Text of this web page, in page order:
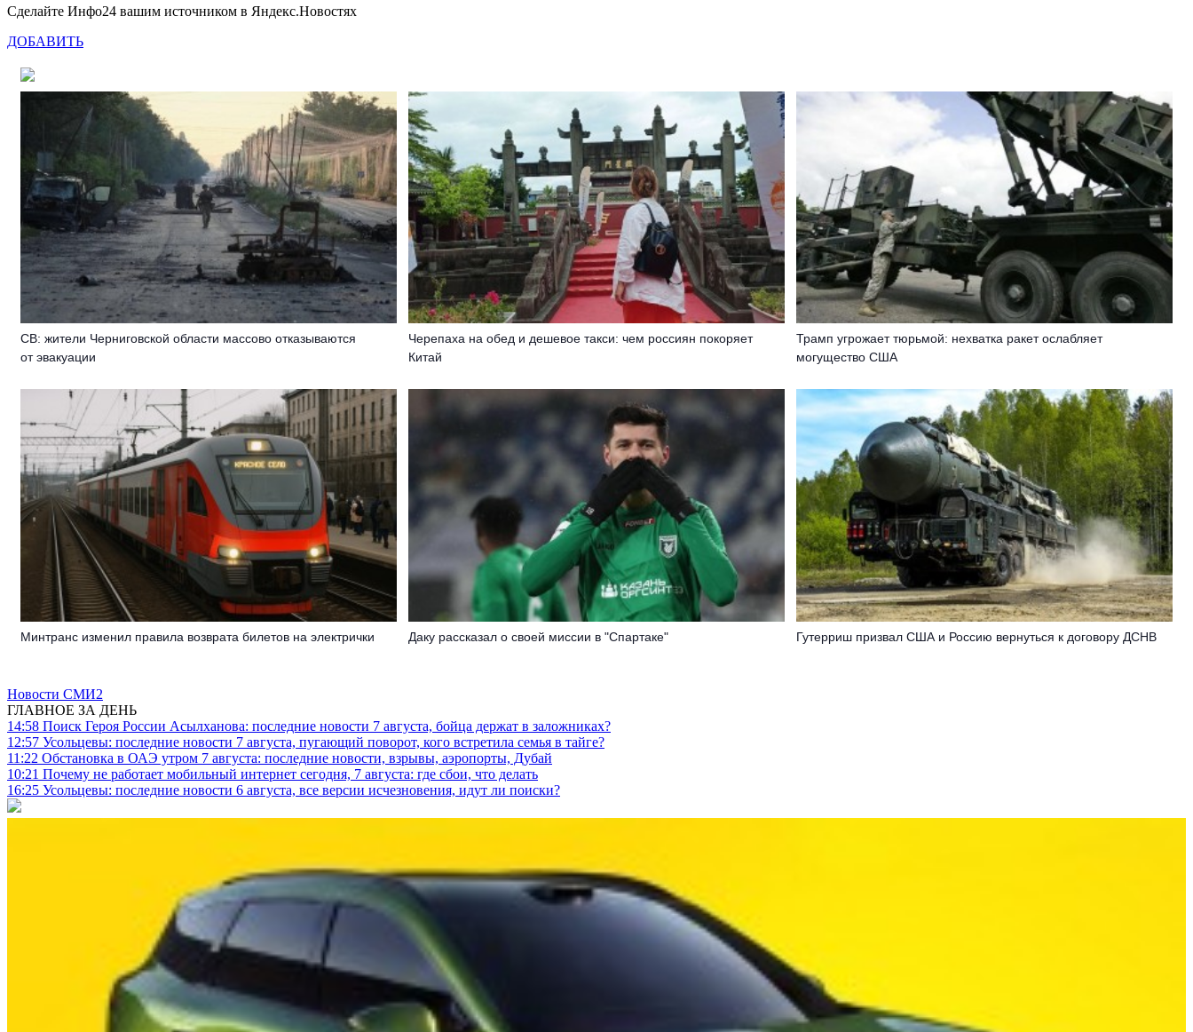
Сделайте Инфо24 вашим источником в Яндекс.Новостях
ДОБАВИТЬ
СВ: жители Черниговской области массово отказываются
от эвакуации
Черепаха на обед и дешевое такси: чем россиян покоряет
Китай
Трамп угрожает тюрьмой: нехватка ракет ослабляет
могущество США
Минтранс изменил правила возврата билетов на электрички Даку рассказал о своей миссии в "Спартаке" Гутерриш призвал США и Россию вернуться к договору ДСНВ
Новости СМИ2
ГЛАВНОЕ ЗА ДЕНЬ
14:58 Поиск Героя России Асылханова: последние новости 7 августа, бойца держат в заложниках?
12:57 Усольцевы: последние новости 7 августа, пугающий поворот, кого встретила семья в тайге?
11:22 Обстановка в ОАЭ утром 7 августа: последние новости, взрывы, аэропорты, Дубай
10:21 Почему не работает мобильный интернет сегодня, 7 августа: где сбои, что делать
16:25 Усольцевы: последние новости 6 августа, все версии исчезновения, идут ли поиски?